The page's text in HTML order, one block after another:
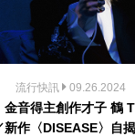
流行快訊 09.26.2024
金音得主創作才子 鶴
新作〈DISEASE〉自